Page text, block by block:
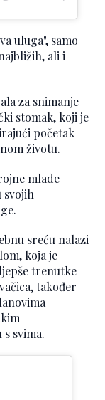
uluga", samo
ali i
za snimanje
stomak, koji je
početak
životu.
mlade
svojih
sreću nalazi
koja je
trenutke
također
svima.